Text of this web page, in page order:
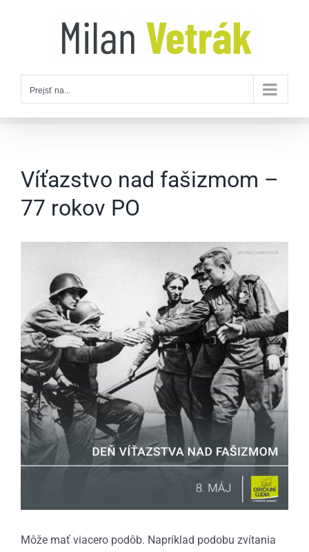
Prejsť na...
Víťazstvo nad fašizmom –
77 rokov PO
obrázok
Môže mať viacero podôb. Napríklad podobu zvítania